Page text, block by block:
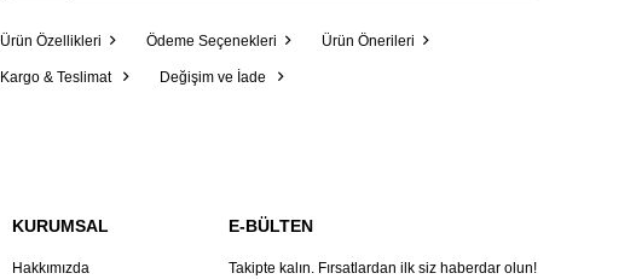
Ürün Özellikleri Ödeme Seçenekleri Ürün Önerileri
Kargo & Teslimat Değişim ve İade
KURUMSAL
Hakkımızda
E-BÜLTEN
Takipte kalın. Fırsatlardan ilk siz haberdar olun!